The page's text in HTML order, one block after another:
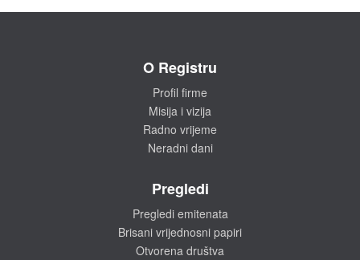
O Registru
Profil firme
Misija i vizija
Radno vrijeme
Neradni dani
Pregledi
Pregledi emitenata
Brisani vrijednosni papiri
Otvorena društva